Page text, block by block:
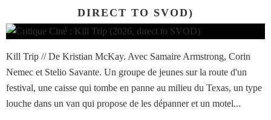
DIRECT TO SVOD)
Kill Trip // De Kristian McKay. Avec Samaire Armstrong, Corin
Nemec et Stelio Savante. Un groupe de jeunes sur la route d'un
festival, une caisse qui tombe en panne au milieu du Texas, un type
louche dans un van qui propose de les dépanner et un motel...